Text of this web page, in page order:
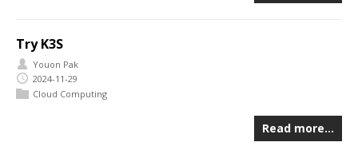
Try K3S
Youon Pak
2024-11-29
Cloud Computing
Read more…